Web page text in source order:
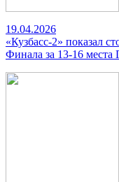
19.04.2026
«Кузбасс-2» показал
Финала за 13-16